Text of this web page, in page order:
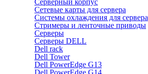
Серверный корпус
Сетевые карты для сервера
Системы охлаждения для сервера
Стримеры и ленточные приводы
Серверы
Серверы DELL
Dell rack
Dell Tower
Dell PowerEdge G13
Dell PowerEdge G14